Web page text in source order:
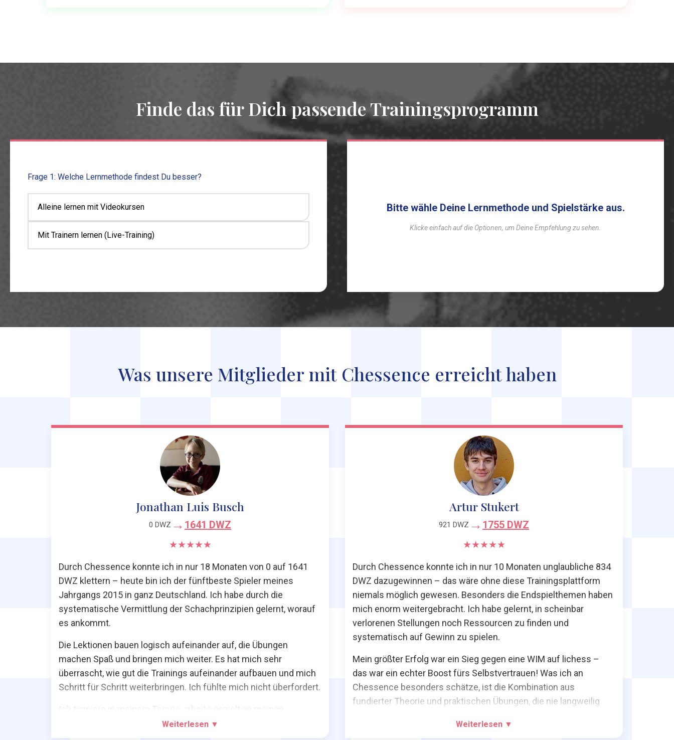
Finde das für Dich passende Trainingsprogramm
Frage 1: Welche Lernmethode findest Du besser?
Alleine lernen mit Videokursen
Mit Trainern lernen (Live-Training)
Bitte wähle Deine Lernmethode und Spielstärke aus.
Klicke einfach auf die Optionen, um Deine Empfehlung zu sehen.
Was unsere Mitglieder mit Chessence erreicht haben
Jonathan Luis Busch
0 DWZ → 1641 DWZ
★★★★★
Durch Chessence konnte ich in nur 18 Monaten von 0 auf 1641
DWZ klettern – heute bin ich der fünftbeste Spieler meines
Jahrgangs 2015 in ganz Deutschland. Ich habe durch die
systematische Vermittlung der Schachprinzipien gelernt, worauf
es ankommt.
Die Lektionen bauen logisch aufeinander auf, die Übungen
machen Spaß und bringen mich weiter. Es hat mich sehr
überrascht, wie gut die Trainings aufeinander aufbauen und mich
Schritt für Schritt weiterbringen. Ich fühlte mich nicht überfordert.
Ich trainiere in meinem Tempo, arbeite gezielt an meinen
Schwächen und entwickle nach und nach ein echtes
Spielverständnis. Die Fortschritte in den Turnieren sprechen für
Weiterlesen ▼
Artur Stukert
921 DWZ → 1755 DWZ
★★★★★
Durch Chessence konnte ich in nur 10 Monaten unglaubliche 834
DWZ dazugewinnen – das wäre ohne diese Trainingsplattform
niemals möglich gewesen. Besonders die Endspielthemen haben
mich enorm weitergebracht. Ich habe gelernt, in scheinbar
verlorenen Stellungen noch Ressourcen zu finden und
systematisch auf Gewinn zu spielen.
Mein größter Erfolg war ein Sieg gegen eine WIM auf lichess –
das war ein echter Boost fürs Selbstvertrauen! Was ich an
Chessence besonders schätze, ist die Kombination aus
fundierter Theorie und praktischen Übungen, die nie langweilig
Weiterlesen ▼